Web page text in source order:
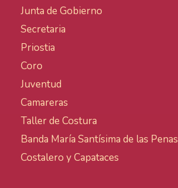
Junta de Gobierno
Secretaria
Priostia
Coro
Juventud
Camareras
Taller de Costura
Banda María Santísima de las Penas
Costalero y Capataces